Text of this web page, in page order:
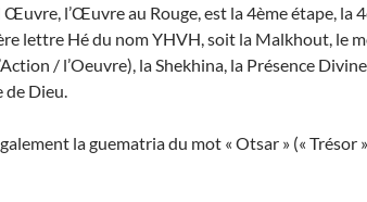
Œuvre, l’Œuvre au Rouge, est la 4ème étape, la
lettre Hé du nom YHVH, soit la Malkhout, le
/ l’Oeuvre), la Shekhina, la Présence
de Dieu.
la guematria du mot « Otsar » (« Trésor